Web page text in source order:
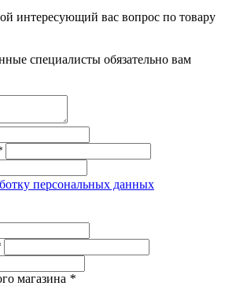
интересующий вас вопрос по товару
специалисты обязательно вам
персональных данных
магазина *